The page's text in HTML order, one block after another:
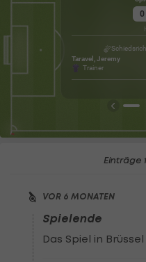
0
Taravel, Jeremy
Trainer
Einträge
VOR 6 MONATEN
Spielende
Das Spiel in